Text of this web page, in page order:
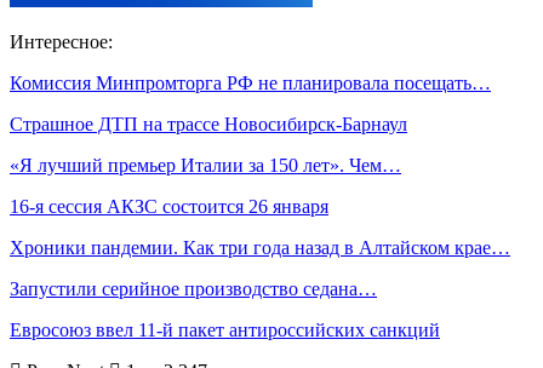
Интересное:
Комиссия Минпромторга РФ не планировала посещать…
Страшное ДТП на трассе Новосибирск-Барнаул
«Я лучший премьер Италии за 150 лет». Чем…
16-я сессия АКЗС состоится 26 января
Хроники пандемии. Как три года назад в Алтайском крае…
Запустили серийное производство седана…
Евросоюз ввел 11-й пакет антироссийских санкций